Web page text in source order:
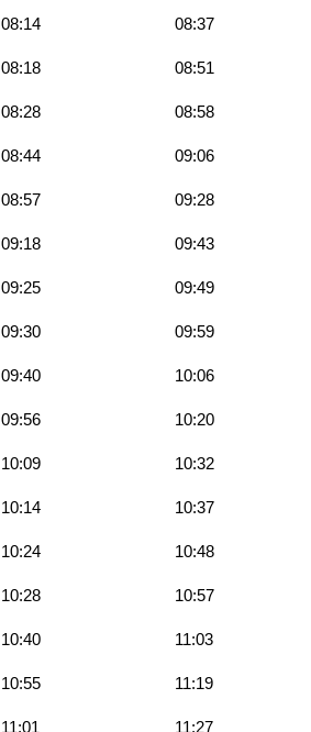
08:14 08:37
08:18 08:51
08:28 08:58
08:44 09:06
08:57 09:28
09:18 09:43
09:25 09:49
09:30 09:59
09:40 10:06
09:56 10:20
10:09 10:32
10:14 10:37
10:24 10:48
10:28 10:57
10:40 11:03
10:55 11:19
11:01 11:27